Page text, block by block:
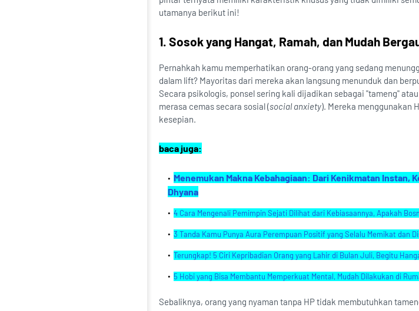
utamanya berikut ini!
1. Sosok yang Hangat, Ramah, dan Mudah
Pernahkah kamu memperhatikan orang-orang yang sedang
dalam lift? Mayoritas dari mereka akan langsung menunduk dan
Secara psikologis, ponsel sering kali dijadikan sebagai "tameng"
merasa cemas secara sosial (social anxiety). Mereka menggunakan
kesepian.
baca juga:
Menemukan Makna Kebahagiaan: Dari Kenikmatan Instan,
Dhyana
4 Cara Mengenali Pemimpin Sejati Dilihat dari Kebiasaannya, Apakah
3 Tanda Kamu Punya Aura Perempuan Positif yang Selalu Memikat dan
Terungkap! 5 Ciri Kepribadian Orang yang Lahir di Bulan Juli, Begitu
5 Hobi yang Bisa Membantu Memperkuat Mental, Mudah Dilakukan di
Sebaliknya, orang yang nyaman tanpa HP tidak membutuhkan